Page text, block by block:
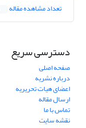
تعداد مشاهده مقاله
دسترسی سریع
صفحه اصلی
درباره نشریه
اعضای هیات تحریریه
ارسال مقاله
تماس با ما
نقشه سایت